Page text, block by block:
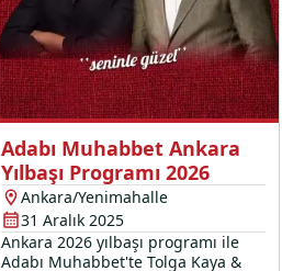
Adabı Muhabbet Ankara
Yılbaşı Programı 2026
Ankara/Yenimahalle
31 Aralık 2025
Ankara 2026 yılbaşı programı ile
Adabı Muhabbet'te Tolga Kaya &